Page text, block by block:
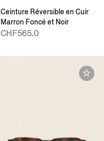
Ceinture Réversible en Cuir
Marron Foncé et Noir
CHF565.0